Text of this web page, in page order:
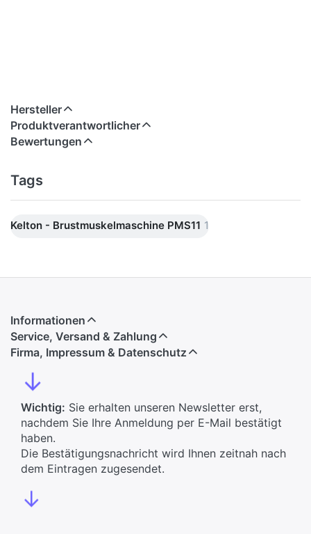
Hersteller
Produktverantwortlicher
Bewertungen
Tags
Kelton - Brustmuskelmaschine PMS11 1
Informationen
Service, Versand & Zahlung
Firma, Impressum & Datenschutz
↓
Wichtig: Sie erhalten unseren Newsletter erst,
nachdem Sie Ihre Anmeldung per E-Mail bestätigt
haben.
Die Bestätigungsnachricht wird Ihnen zeitnah nach
dem Eintragen zugesendet.
↓